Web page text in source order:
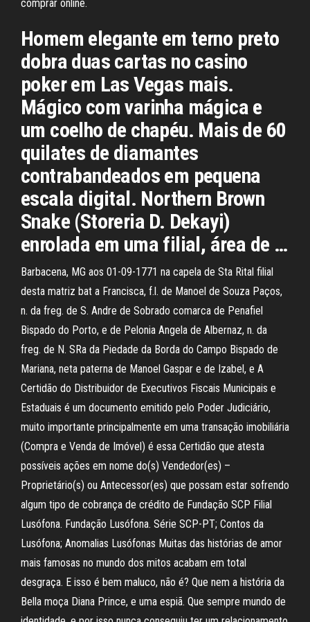
comprar online.
Homem elegante em terno preto
dobra duas cartas no casino
poker em Las Vegas mais.
Mágico com varinha mágica e
um coelho de chapéu. Mais de 60
quilates de diamantes
contrabandeados em pequena
escala digital. Northern Brown
Snake (Storeria D. Dekayi)
enrolada em uma filial, área de …
Barbacena, MG aos 01-09-1771 na capela de Sta Rital filial
desta matriz bat a Francisca, f.l. de Manoel de Souza Paços,
n. da freg. de S. Andre de Sobrado comarca de Penafiel
Bispado do Porto, e de Pelonia Angela de Albernaz, n. da
freg. de N. SRa da Piedade da Borda do Campo Bispado de
Mariana, neta paterna de Manoel Gaspar e de Izabel, e A
Certidão do Distribuidor de Executivos Fiscais Municipais e
Estaduais é um documento emitido pelo Poder Judiciário,
muito importante principalmente em uma transação imobiliária
(Compra e Venda de Imóvel) é essa Certidão que atesta
possíveis ações em nome do(s) Vendedor(es) –
Proprietário(s) ou Antecessor(es) que possam estar sofrendo
algum tipo de cobrança de crédito de Fundação SCP Filial
Lusófona. Fundação Lusófona. Série SCP-PT; Contos da
Lusófona; Anomalias Lusófonas Muitas das histórias de amor
mais famosas no mundo dos mitos acabam em total
desgraça. E isso é bem maluco, não é? Que nem a história da
Bella moça Diana Prince, e uma espiã. Que sempre mundo de